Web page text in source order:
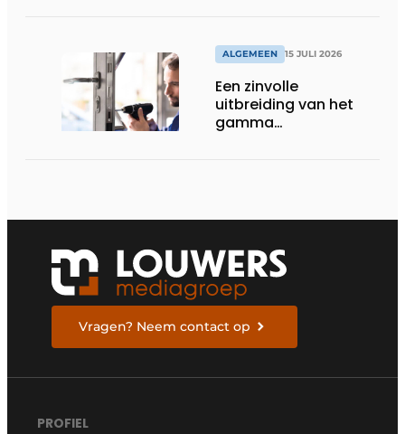
ALGEMEEN 15 JULI 2026
Een zinvolle
uitbreiding van het
gamma
Vragen? Neem contact op
PROFIEL